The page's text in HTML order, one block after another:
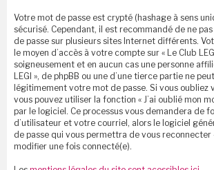
Votre mot de passe est crypté (hashage à sens
sécurisé. Cependant, il est recommandé de ne
de passe sur plusieurs sites Internet différents.
le moyen d’accès à votre compte sur « Le Club
soigneusement et en aucun cas une personne
LEGI », de phpBB ou une d’une tierce partie ne
légitimement votre mot de passe. Si vous oubliez
vous pouvez utiliser la fonction « J’ai oublié mon
par le logiciel. Ce processus vous demandera de
d’utilisateur et votre courriel, alors le logiciel
de passe qui vous permettra de vous reconnecter
modifier une fois connecté(e).